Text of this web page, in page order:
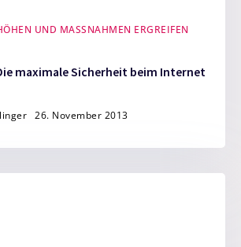
UND MASSNAHMEN ERGREIFEN (
maximale Sicherheit beim Internet
26. November 2013